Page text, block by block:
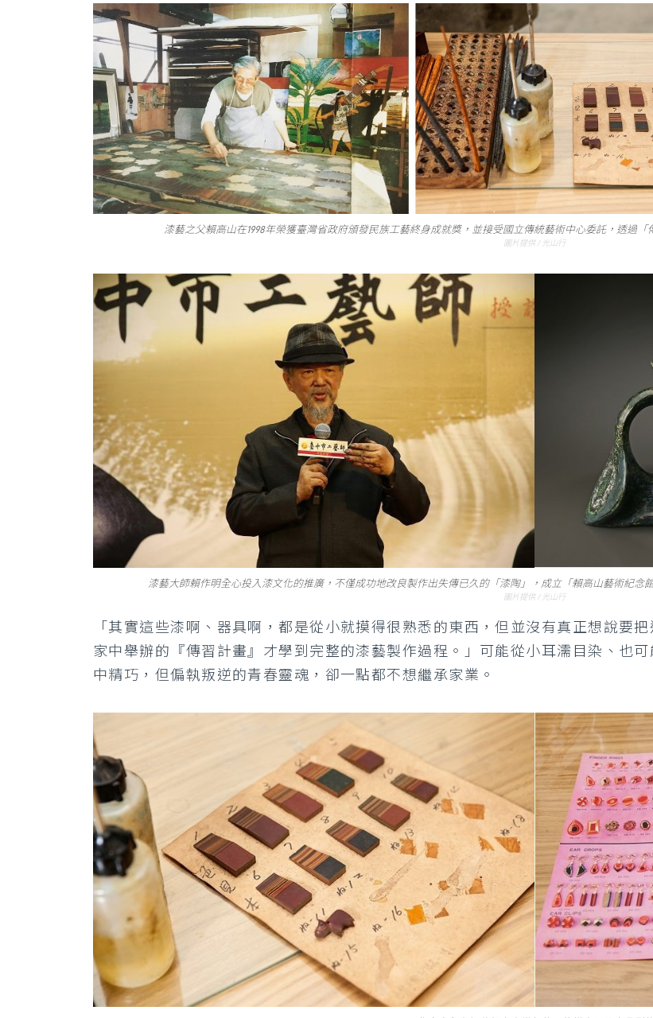
漆藝之父賴高山在1998年榮獲臺灣省政府頒發民族工藝終身成就獎，並接受國立傳統藝術中心委託，透過
圖片提供 / 光山行
漆藝大師賴作明全心投入漆文化的推廣，不僅成功地改良製作出失傳已久的「漆陶」，成立「賴高山藝術紀念
圖片提供 / 光山行
「其實這些漆啊、器具啊，都是從小就摸得很熟悉的東西，但並沒有真正想說要
家中舉辦的『傳習計畫』才學到完整的漆藝製作過程。」可能從小耳濡目染、也
中精巧，但偏執叛逆的青春靈魂，卻一點都不想繼承家業。